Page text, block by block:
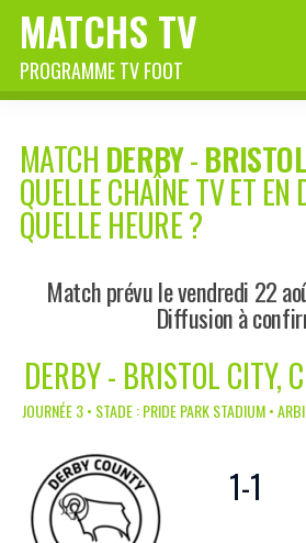
MATCHS TV
PROGRAMME TV FOOT
MATCH DERBY-
QUELLE CHAÎNE TV ET EN
QUELLE HEURE ?
Match prévu le vendredi 22
Diffusion à
DERBY - BRISTOL CITY,
JOURNÉE 3 • STADE : PRIDE PARK STADIUM •
1-1